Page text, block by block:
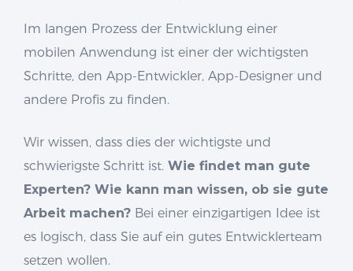
Im langen Prozess der Entwicklung einer
mobilen Anwendung ist einer der wichtigsten
Schritte, den App-Entwickler, App-Designer und
andere Profis zu finden.
Wir wissen, dass dies der wichtigste und
schwierigste Schritt ist. Wie findet man gute
Experten? Wie kann man wissen, ob sie gute
Arbeit machen? Bei einer einzigartigen Idee ist
es logisch, dass Sie auf ein gutes Entwicklerteam
setzen wollen.